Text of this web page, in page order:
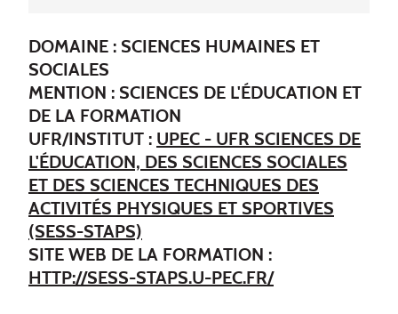
DOMAINE : SCIENCES HUMAINES ET
SOCIALES
MENTION : SCIENCES DE L'ÉDUCATION ET
DE LA FORMATION
UFR/INSTITUT : UPEC - UFR SCIENCES DE
L'ÉDUCATION, DES SCIENCES SOCIALES
ET DES SCIENCES TECHNIQUES DES
ACTIVITÉS PHYSIQUES ET SPORTIVES
(SESS-STAPS)
SITE WEB DE LA FORMATION :
HTTP://SESS-STAPS.U-PEC.FR/